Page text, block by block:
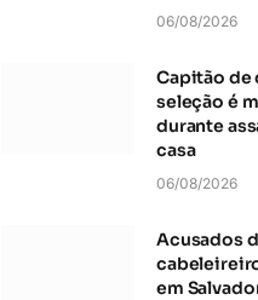
06/08/2026
Capitão de
seleção é
durante
casa
06/08/2026
Acusados
em